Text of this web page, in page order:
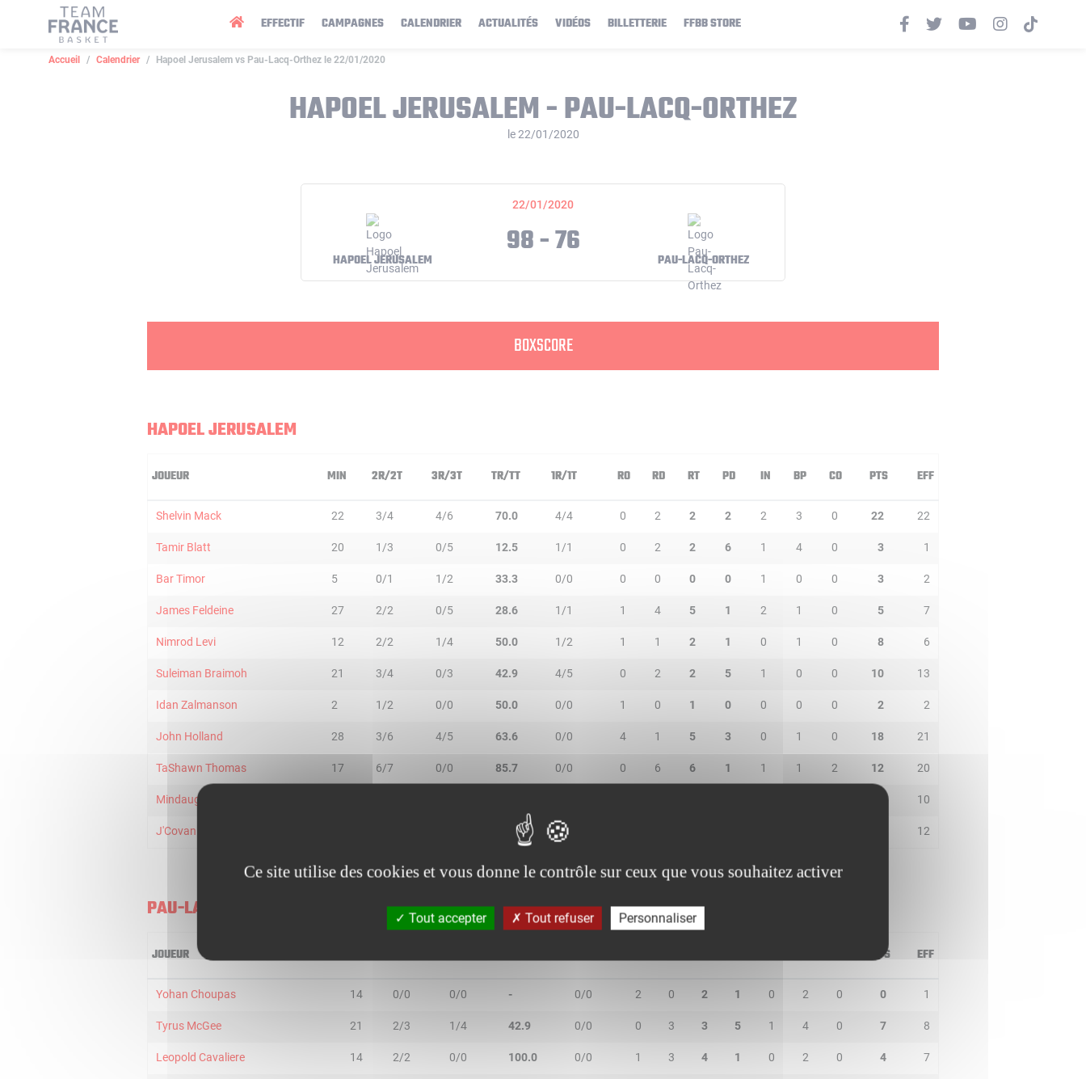
EFFECTIF CAMPAGNES CALENDRIER ACTUALITÉS VIDÉOS BILLETTERIE FFBB STORE
Accueil Calendrier Hapoel Jerusalem vs Pau-Lacq-Orthez le 22/01/2020
HAPOEL JERUSALEM - PAU-LACQ-ORTHEZ
le 22/01/2020
22/01/2020
HAPOEL JERUSALEM 98 - 76 PAU-LACQ-ORTHEZ
BOXSCORE
HAPOEL JERUSALEM
JOUEUR MIN 2R/2T 3R/3T TR/TT 1R/1T RO RD RT PD IN BP CO PTS EFF
Shelvin Mack 22 3/4 4/6 70.0 4/4 0 2 2 2 2 3 0 22 22
Tamir Blatt 20 1/3 0/5 12.5 1/1 0 2 2 6 1 4 0 3 1
Bar Timor 5 0/1 1/2 33.3 0/0 0 0 0 0 1 0 0 3 2
James Feldeine 27 2/2 0/5 28.6 1/1 1 4 5 1 2 1 0 5 7
Nimrod Levi 12 2/2 1/4 50.0 1/2 1 1 2 1 0 1 0 8 6
Suleiman Braimoh 21 3/4 0/3 42.9 4/5 0 2 2 5 1 0 0 10 13
Idan Zalmanson 2 1/2 0/0 50.0 0/0 1 0 1 0 0 0 0 2 2
John Holland 28 3/6 4/5 63.6 0/0 4 1 5 3 0 1 0 18 21
TaShawn Thomas 17 6/7 0/0 85.7 0/0 0 6 6 1 1 1 2 12 20
Mindaugas Kupsas 10
J'Covan Brown 40.0 2/2 12
PAU-LACQ-ORTHEZ
JOUEUR PTS EFF
Yohan Choupas 14 0/0 0/0 - 0/0 2 0 2 1 0 2 0 0 1
Tyrus McGee 21 2/3 1/4 42.9 0/0 0 3 3 5 1 4 0 7 8
Leopold Cavaliere 14 2/2 0/0 100.0 0/0 1 3 4 1 0 2 0 4 7
Panneau de gestion des cookies
Ce site utilise des cookies et vous donne le contrôle sur ceux que vous souhaitez activer
Tout accepter Tout refuser Personnaliser